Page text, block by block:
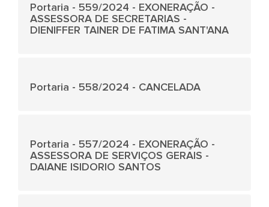
Portaria - 559/2024 - EXONERAÇÃO -
ASSESSORA DE SECRETARIAS -
DIENIFFER TAINER DE FATIMA SANT'ANA
Portaria - 558/2024 - CANCELADA
Portaria - 557/2024 - EXONERAÇÃO -
ASSESSORA DE SERVIÇOS GERAIS -
DAIANE ISIDORIO SANTOS